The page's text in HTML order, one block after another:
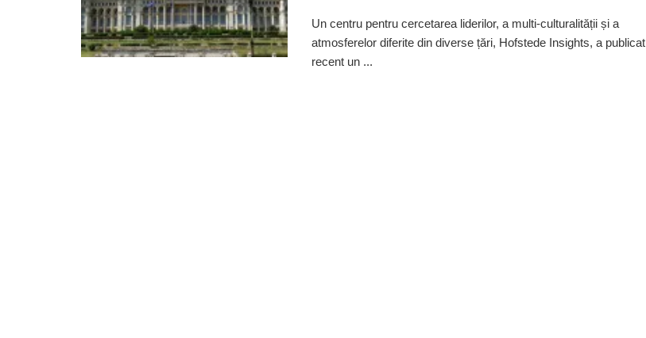
Un centru pentru cercetarea liderilor, a multi-culturalității și a
atmosferelor diferite din diverse țări, Hofstede Insights, a publicat
recent un ...